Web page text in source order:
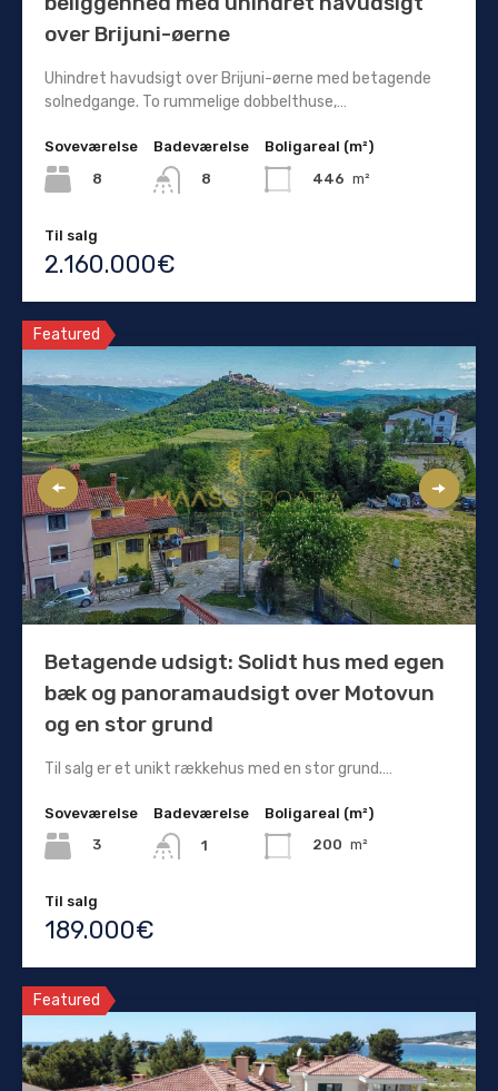
over Brijuni-øerne
Uhindret havudsigt over Brijuni-øerne med betagende
solnedgange. To rummelige dobbelthuse,…
Soveværelse
8
Badeværelse
8
Boligareal (m²)
446 m²
Til salg
2.160.000€
Featured
Betagende udsigt: Solidt hus med egen
bæk og panoramaudsigt over Motovun
og en stor grund
Til salg er et unikt rækkehus med en stor grund.…
Soveværelse
3
Badeværelse
1
Boligareal (m²)
200 m²
Til salg
189.000€
Featured